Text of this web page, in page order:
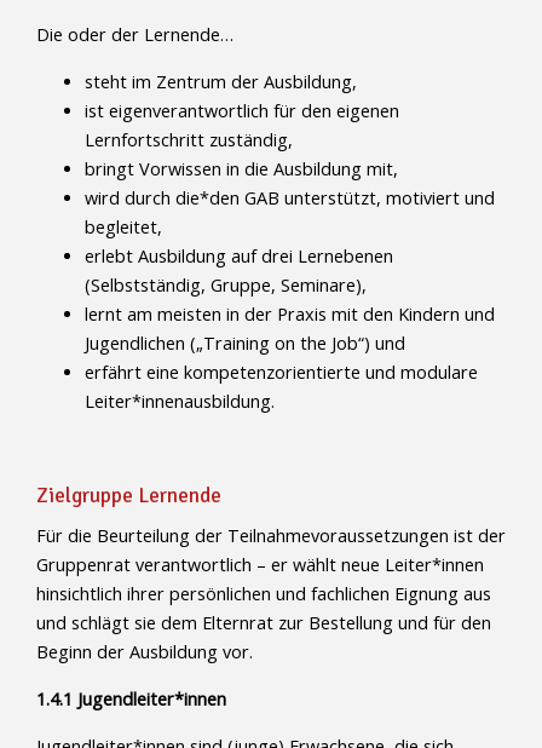
Die oder der Lernende…
steht im Zentrum der Ausbildung,
ist eigenverantwortlich für den eigenen
Lernfortschritt zuständig,
bringt Vorwissen in die Ausbildung mit,
wird durch die*den GAB unterstützt, motiviert und
begleitet,
erlebt Ausbildung auf drei Lernebenen
(Selbstständig, Gruppe, Seminare),
lernt am meisten in der Praxis mit den Kindern und
Jugendlichen („Training on the Job“) und
erfährt eine kompetenzorientierte und modulare
Leiter*innenausbildung.
Zielgruppe Lernende
Für die Beurteilung der Teilnahmevoraussetzungen ist der
Gruppenrat verantwortlich – er wählt neue Leiter*innen
hinsichtlich ihrer persönlichen und fachlichen Eignung aus
und schlägt sie dem Elternrat zur Bestellung und für den
Beginn der Ausbildung vor.
1.4.1 Jugendleiter*innen